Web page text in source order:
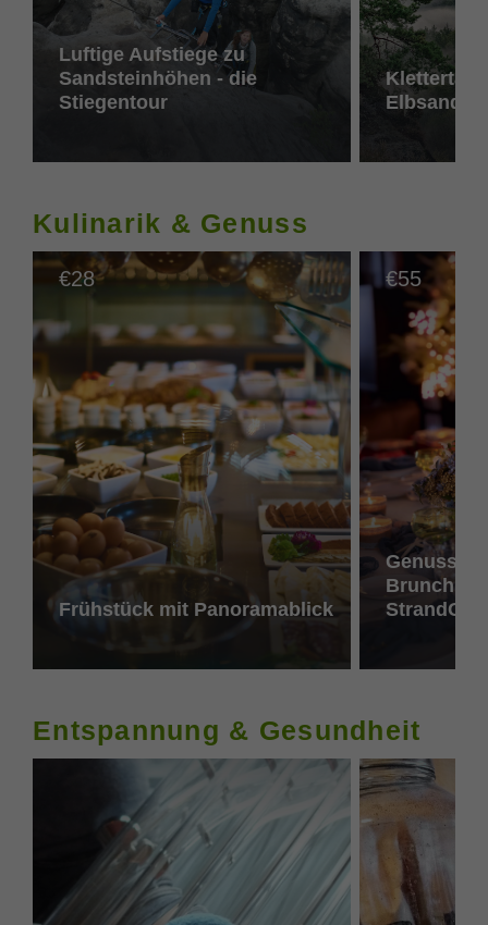
Luftige Aufstiege zu
Sandsteinhöhen - die
Stiegentour
Klettertag
Kulinarik & Genuss
€28
Frühstück mit Panoramablick
€55
Brunch im
StrandGut
Entspannung & Gesundheit